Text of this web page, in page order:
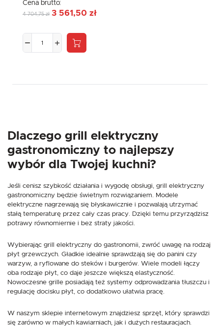
Cena brutto:
4 704,75 zł 3 561,50 zł
Dlaczego grill elektryczny
gastronomiczny to najlepszy
wybór dla Twojej kuchni?
Jeśli cenisz szybkość działania i wygodę obsługi, grill elektryczny
gastronomiczny będzie świetnym rozwiązaniem. Modele
elektryczne nagrzewają się błyskawicznie i pozwalają utrzymać
stałą temperaturę przez cały czas pracy. Dzięki temu przyrządzisz
potrawy równomiernie i bez straty jakości.
Wybierając grill elektryczny do gastronomii, zwróć uwagę na rodzaj
płyt grzewczych. Gładkie idealnie sprawdzają się do panini czy
warzyw, a ryflowane do steków i burgerów. Wiele modeli łączy
oba rodzaje płyt, co daje jeszcze większą elastyczność.
Nowoczesne grille posiadają też systemy odprowadzania tłuszczu i
regulację docisku płyt, co dodatkowo ułatwia pracę.
W naszym sklepie internetowym znajdziesz sprzęt, który sprawdzi
się zarówno w małych kawiarniach, jak i dużych restauracjach.